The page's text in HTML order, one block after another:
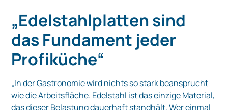
„Edelstahlplatten sind
das Fundament jeder
Profiküche“
„In der Gastronomie wird nichts so stark beansprucht
wie die Arbeitsfläche. Edelstahl ist das einzige Material,
das dieser Belastung dauerhaft standhält. Wer einmal